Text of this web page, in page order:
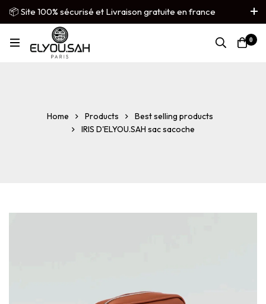
📦 Site 100% sécurisé et Livraison gratuite en france
métropolitaine
French ▼
0
Home Products
Best selling products
IRIS D'ELYOU.SAH sac sacoche